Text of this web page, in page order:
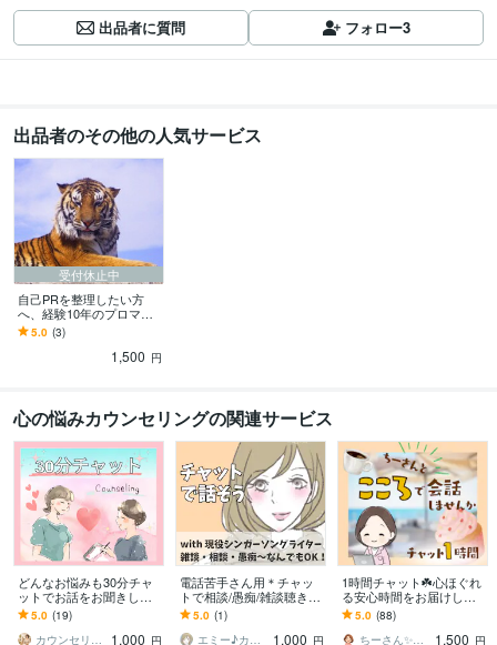
出品者に質問 フォロー3
出品者のその他の人気サービス
受付休止中
自己PRを整理したい方
へ、経験10年のプロマネ
が、あなたの「強み」を
「３つの熱い力」に整理
5.0 (3)
1,500 円
心の悩みカウンセリングの関連サービス
どんなお悩みも30分チャ
ットでお話をお聞きしま
す 仕事·転職·人間関係·キ
ャリア·恋愛·結婚·離婚·話
し相手
5.0 (19)
カウンセリング＆コーチングルーム ミモザ
1,000 円
電話苦手さん用＊チャッ
トで相談/愚痴/雑談聴きま
す 現役シンガーソングラ
イターがお相手♪お気軽に
どうぞ！
5.0 (1)
エミー♪カウンセラー＆マルチクリエイター
1,000 円
1時間チャット☘️心ほぐれ
る安心時間をお届けしま
す くつろぎカフェのよう
に気楽に気持ちを整理で
きる癒し時間✨
5.0 (88)
ちーさん✨ほっこりの間の人
1,500 円